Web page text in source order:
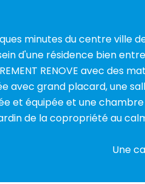
minutes du centre ville
d'une résidence bien
RENOVE avec des
avec grand placard, une
et équipée et une
de la copropriété au
Une